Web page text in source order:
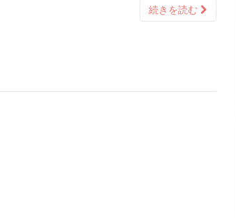
続きを読む